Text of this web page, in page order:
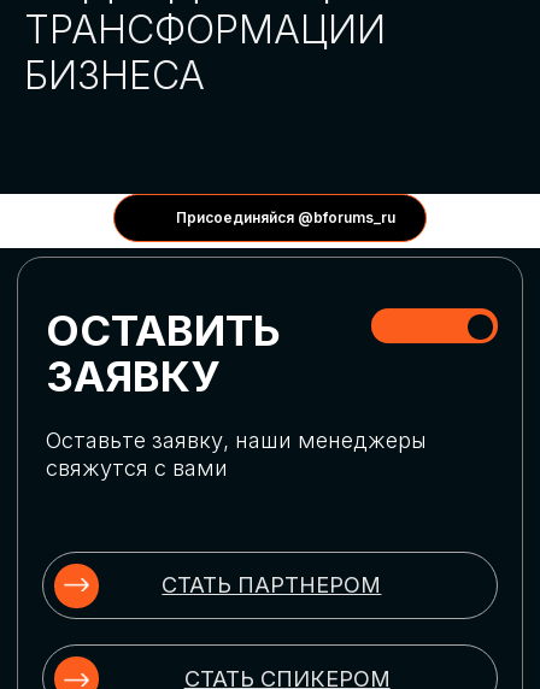
Присоединяйся @bforums_ru
ГЛОБАЛЬНАЯ
ЦИФРОВИЗАЦИЯ
актуальных трендов глобальной цифровой
трансформации. Узнаем о новых подходах
массовом использовании ИИ-
инструментов, обеспечении
ИСКУССТВЕННЫЙ
Узнаем как компании адаптируются к
новой ИИ-реальности. Как ИИ-
сотрудники становятся
«полноправными» членами команды, как
ИИ-помощники забирают на себя рутину
и как можно значительно увеличить
производительность без огромных
затрат на нейросети